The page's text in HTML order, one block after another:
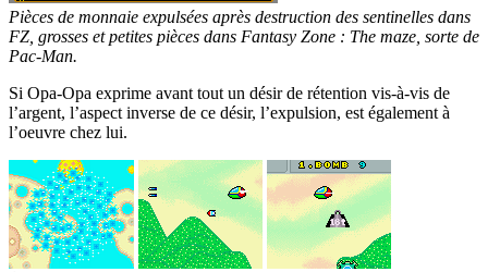
Pièces de monnaie expulsées après destruction des sentinelles dans
FZ, grosses et petites pièces dans Fantasy Zone : The maze, sorte de
Pac-Man.
Si Opa-Opa exprime avant tout un désir de rétention vis-à-vis de
l’argent, l’aspect inverse de ce désir, l’expulsion, est également à
l’oeuvre chez lui.